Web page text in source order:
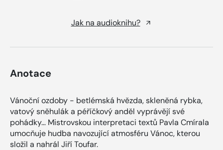
Jak na audioknihu?
Anotace
Vánoční ozdoby - betlémská hvězda, skleněná rybka,
vatový sněhulák a péříčkový anděl vyprávějí své
pohádky… Mistrovskou interpretaci textů Pavla Cmírala
umocňuje hudba navozující atmosféru Vánoc, kterou
složil a nahrál Jiří Toufar.